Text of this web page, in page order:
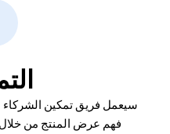
سيعمل فريق تمكين
فهم عرض المنتج من خلال